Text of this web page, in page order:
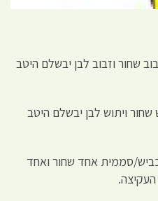
שחור וזבוב לבן יבשלם היטב
שחור ויתוש לבן יבשלם היטב
סממית אחד שחור ואחד